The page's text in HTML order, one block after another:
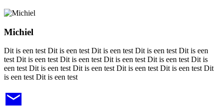
Michiel
Dit is een test Dit is een test Dit is een test Dit is een test Dit is een
test Dit is een test Dit is een test Dit is een test Dit is een test Dit is
een test Dit is een test Dit is een test Dit is een test Dit is een test Dit
is een test Dit is een test